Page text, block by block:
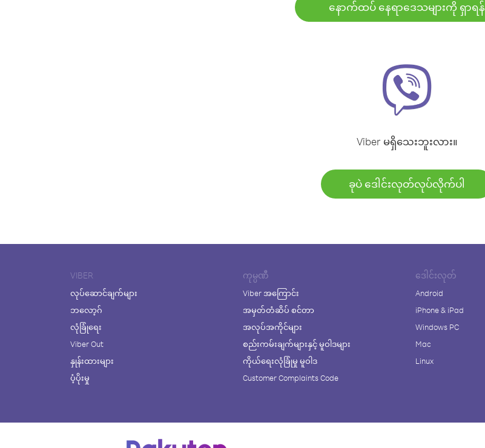
နောက်ထပ် နေရာဒေသများကို ရှာရန်
Viber မရှိသေးဘူးလား။
ခုပဲ ဒေါင်းလုတ်လုပ်လိုက်ပါ
VIBER
လုပ်ဆောင်ချက်များ
ဘလော့ဂ်
လုံခြုံရေး
Viber Out
နှုန်းထားများ
ပံ့ပိုးမှု
ကုမ္ပဏီ
Viber အကြောင်း
အမှတ်တံဆိပ် စင်တာ
အလုပ်အကိုင်များ
စည်းကမ်းချက်များနှင့် မူဝါဒများ
ကိုယ်ရေးလုံခြုံမှု မူဝါဒ
Customer Complaints Code
ဒေါင်းလုတ်
Android
iPhone & iPad
Windows PC
Mac
Linux